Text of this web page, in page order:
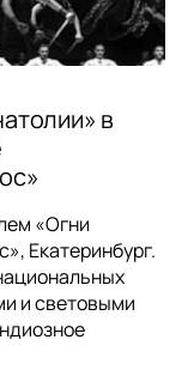
в
«Огни
Екатеринбург.
и световыми